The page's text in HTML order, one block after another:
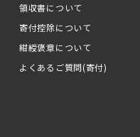
領収書について
寄付控除について
紺綬褒章について
よくあるご質問(寄付)